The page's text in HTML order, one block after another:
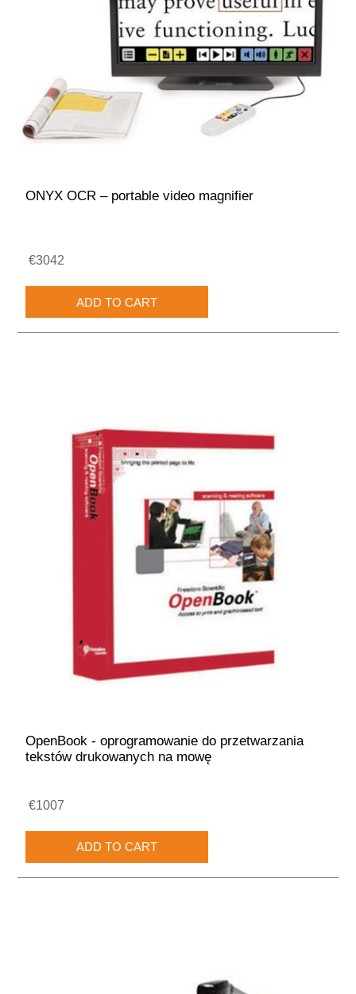
ONYX OCR – portable video magnifier
€3042
OpenBook - oprogramowanie do przetwarzania
tekstów drukowanych na mowę
€1007